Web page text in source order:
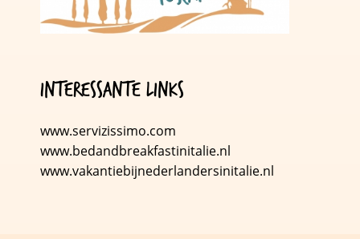
Interessante links
www.servizissimo.com
www.bedandbreakfastinitalie.nl
www.vakantiebijnederlandersinitalie.nl